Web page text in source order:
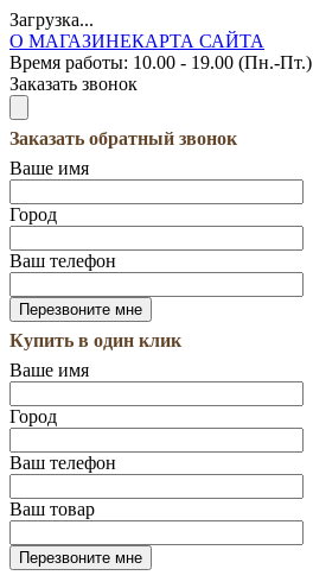
Загрузка...
О МАГАЗИНЕКАРТА САЙТА
Время работы: 10.00 - 19.00 (Пн.-Пт.)
Заказать звонок
Заказать обратный звонок
Ваше имя
Город
Ваш телефон
Купить в один клик
Ваше имя
Город
Ваш телефон
Ваш товар